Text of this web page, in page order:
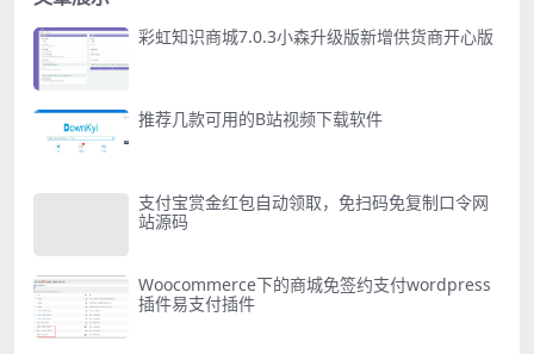
彩虹知识商城7.0.3小森升级版新增供货商开心版
推荐几款可用的B站视频下载软件
支付宝赏金红包自动领取，免扫码免复制口令网
站源码
Woocommerce下的商城免签约支付wordpress
插件易支付插件